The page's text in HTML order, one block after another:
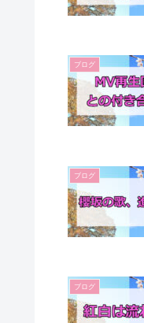
ブログ
ブログ
ブログ